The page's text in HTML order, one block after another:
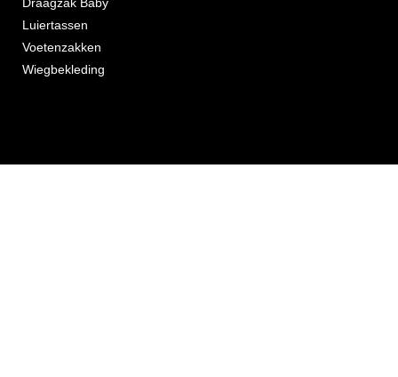
Draagzak Baby
Luiertassen
Voetenzakken
Wiegbekleding